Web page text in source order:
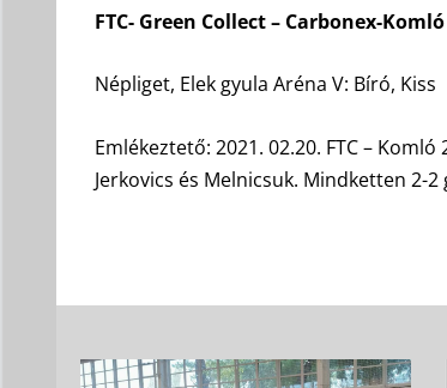
FTC- Green Collect – Carbonex-Komló
Népliget, Elek gyula Aréna V: Bíró, Kiss
Emlékeztető: 2021. 02.20. FTC –
Jerkovics és Melnicsuk. Mindketten 2-